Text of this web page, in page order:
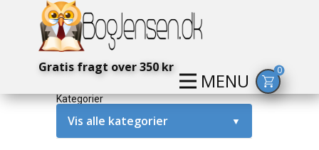
MENU
Gratis fragt over 350 kr 0
Kategorier
Vis alle kategorier ▼